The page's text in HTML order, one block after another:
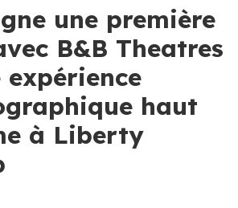
une première
B&B Theatres
haut
à Liberty